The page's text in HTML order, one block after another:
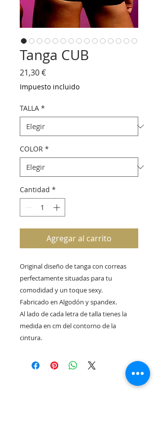
Tanga CUB
21,30 €Precio
Impuesto incluido
TALLA *
COLOR *
Cantidad *
Agregar al carrito
Original diseño de tanga con correas
perfectamente situadas para tu
comodidad y un toque sexy.
Fabricado en Algodón y spandex.
Al lado de cada letra de talla tienes la
medida en cm del contorno de la
cintura.